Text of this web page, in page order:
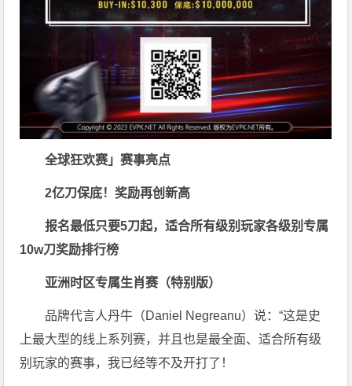
全球狂欢赛」赛事亮点
2亿刀保底！奖励再创新高
报名最低只要5刀起，适合所有级别玩家各级别专属
10w刀奖励排行榜
亚洲时区专属生肖赛（特别版）
品牌代言人丹牛（Daniel Negreanu）说：“这是史
上最大型的线上系列赛，并且也是最全面、适合所有级
别玩家的赛事，我已经等不及开打了！